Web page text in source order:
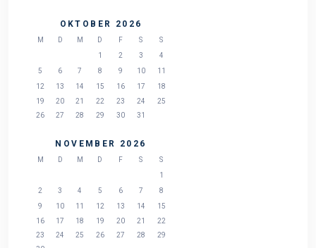
OKTOBER 2026
M D M D F S
S
1
2 3
4
5
6 7 8 9 10
11
12
13 14 15 16 17
18
19
20 21 22 23 24
25
26
27 28 29 30 31
NOVEMBER 2026
M D M D F S
S
1
2
3 4 5 6 7
8
9
10 11 12 13 14
15
16
17 18 19 20 21
22
23
24 25 26 27 28
29